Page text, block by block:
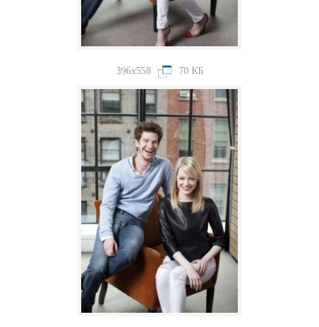
396x558 70 КБ